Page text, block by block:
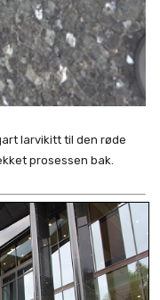
larvikitt til den røde
prosessen bak.